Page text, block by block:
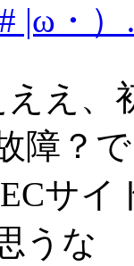
|ω・
ええ、
障？
サ
うな